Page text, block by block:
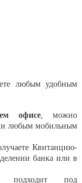
любым удобным
офисе, можно
любым мобильным
Квитанцию-
банка или в
подходит под